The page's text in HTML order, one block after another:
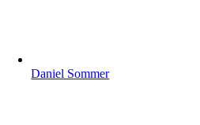
Daniel Sommer